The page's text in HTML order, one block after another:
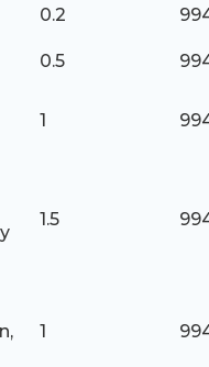
0.2
0.5
1
1.5
1